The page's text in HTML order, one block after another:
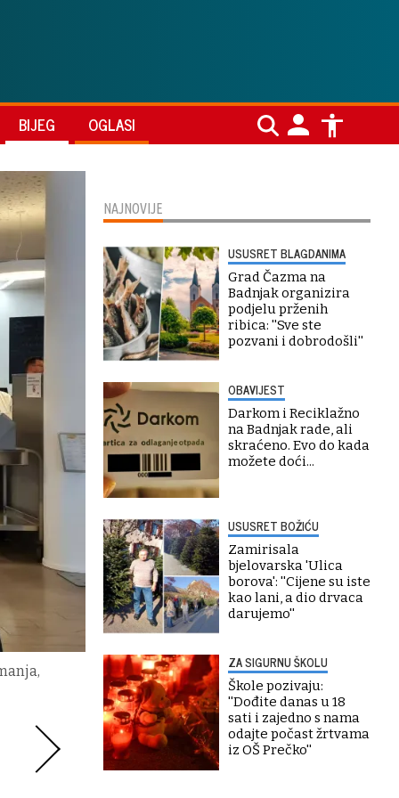
BIJEG OGLASI
NAJNOVIJE
USUSRET BLAGDANIMA
Grad Čazma na
Badnjak organizira
podjelu prženih
ribica: ''Sve ste
pozvani i dobrodošli''
OBAVIJEST
Darkom i Reciklažno
na Badnjak rade, ali
skraćeno. Evo do kada
možete doći...
USUSRET BOŽIĆU
Zamirisala
bjelovarska 'Ulica
borova': ''Cijene su iste
kao lani, a dio drvaca
darujemo''
ZA SIGURNU ŠKOLU
Škole pozivaju:
''Dođite danas u 18
sati i zajedno s nama
odajte počast žrtvama
iz OŠ Prečko''